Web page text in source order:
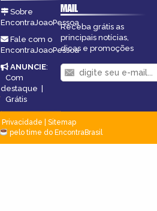
Sobre
EncontraJoaoPessoa
Fale com o
EncontraJoaoPessoa
ANUNCIE:
Com
destaque |
Grátis
MAIL
Receba grátis as
principais notícias,
dicas e promoções
Privacidade
Sitemap
pelo time do EncontraBrasil